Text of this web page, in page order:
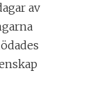
av